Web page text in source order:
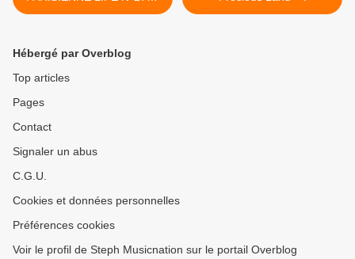
02 JUILLET 2021
Hébergé par Overblog
Top articles
Pages
Contact
Signaler un abus
C.G.U.
Cookies et données personnelles
Préférences cookies
Voir le profil de Steph Musicnation sur le portail Overblog